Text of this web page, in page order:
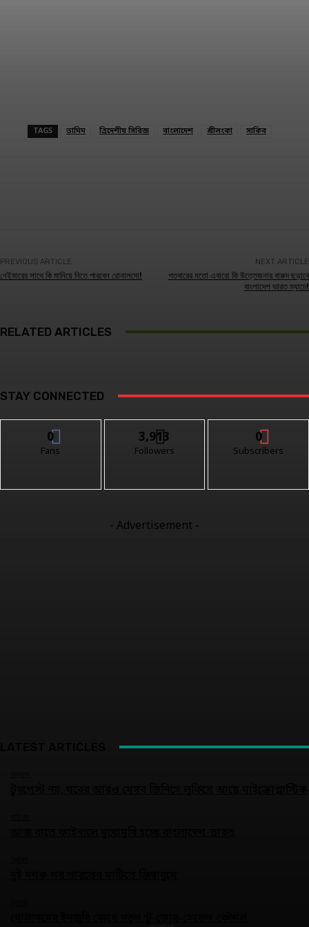
TAGS তামিম ত্রিদেশীয় সিরিজ বাংলাদেশ শ্রীলংকা সাকিব
PREVIOUS ARTICLE
নেইমারের সাথে কি মানিয়ে নিতে পারবেন রোনালদো!
NEXT ARTICLE
গতবারের মতো এবারো কি উত্তেজনার বারুদ ছড়াবে
বাংলাদেশ ভারত ম্যাচে!
RELATED ARTICLES
STAY CONNECTED
0
Fans
3,913
Followers
0
Subscribers
- Advertisement -